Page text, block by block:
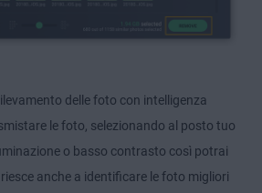
delle foto con intelligenza
le foto, selezionando al posto tuo
o basso contrasto così potrai
anche a identificare le foto migliori